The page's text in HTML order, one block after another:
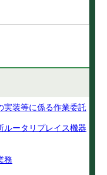
実装等に係る作業委託
ルータリプレイス機器
務